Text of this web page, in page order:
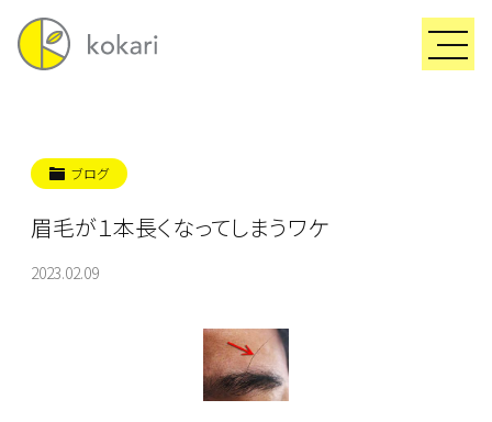
ブログ
眉毛が１本長くなってしまうワケ
2023.02.09